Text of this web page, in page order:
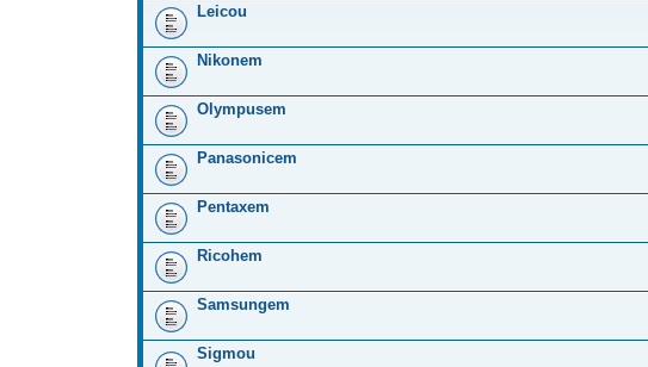
Leicou
Nikonem
Olympusem
Panasonicem
Pentaxem
Ricohem
Samsungem
Sigmou